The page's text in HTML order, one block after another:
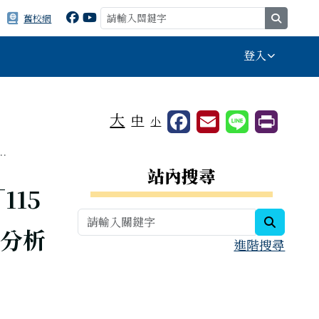
舊校網
登入
⏸
大 中 小
析
右邊區域內容
站內搜尋
進階搜尋